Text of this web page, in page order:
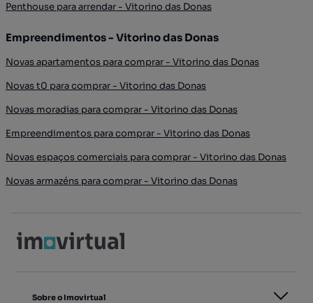
Penthouse para arrendar - Vitorino das Donas
Empreendimentos - Vitorino das Donas
Novas apartamentos para comprar - Vitorino das Donas
Novas t0 para comprar - Vitorino das Donas
Novas moradias para comprar - Vitorino das Donas
Empreendimentos para comprar - Vitorino das Donas
Novas espaços comerciais para comprar - Vitorino das Donas
Novas armazéns para comprar - Vitorino das Donas
Sobre o Imovirtual